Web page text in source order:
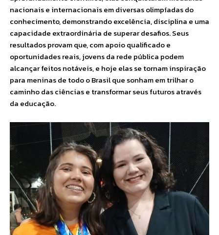
nacionais e internacionais em diversas olimpíadas do
conhecimento, demonstrando excelência, disciplina e uma
capacidade extraordinária de superar desafios. Seus
resultados provam que, com apoio qualificado e
oportunidades reais, jovens da rede pública podem
alcançar feitos notáveis, e hoje elas se tornam inspiração
para meninas de todo o Brasil que sonham em trilhar o
caminho das ciências e transformar seus futuros através
da educação.